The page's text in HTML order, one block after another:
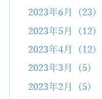
2023年6月 (23)
2023年5月 (12)
2023年4月 (12)
2023年3月 (5)
2023年2月 (5)